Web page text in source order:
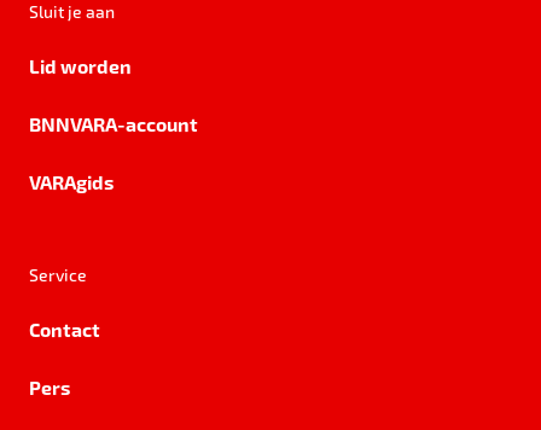
Sluit je aan
Lid worden
BNNVARA-account
VARAgids
Service
Contact
Pers